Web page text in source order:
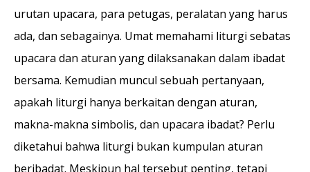
urutan upacara, para petugas, peralatan yang harus
ada, dan sebagainya. Umat memahami liturgi sebatas
upacara dan aturan yang dilaksanakan dalam ibadat
bersama. Kemudian muncul sebuah pertanyaan,
apakah liturgi hanya berkaitan dengan aturan,
makna-makna simbolis, dan upacara ibadat? Perlu
diketahui bahwa liturgi bukan kumpulan aturan
beribadat. Meskipun hal tersebut penting, tetapi